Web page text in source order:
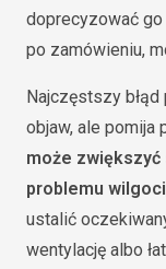
doprecyzować go
po zamówieniu,
Najczęstszy
objaw, ale pomija
może
problemu wilgoci
ustalić
wentylację albo